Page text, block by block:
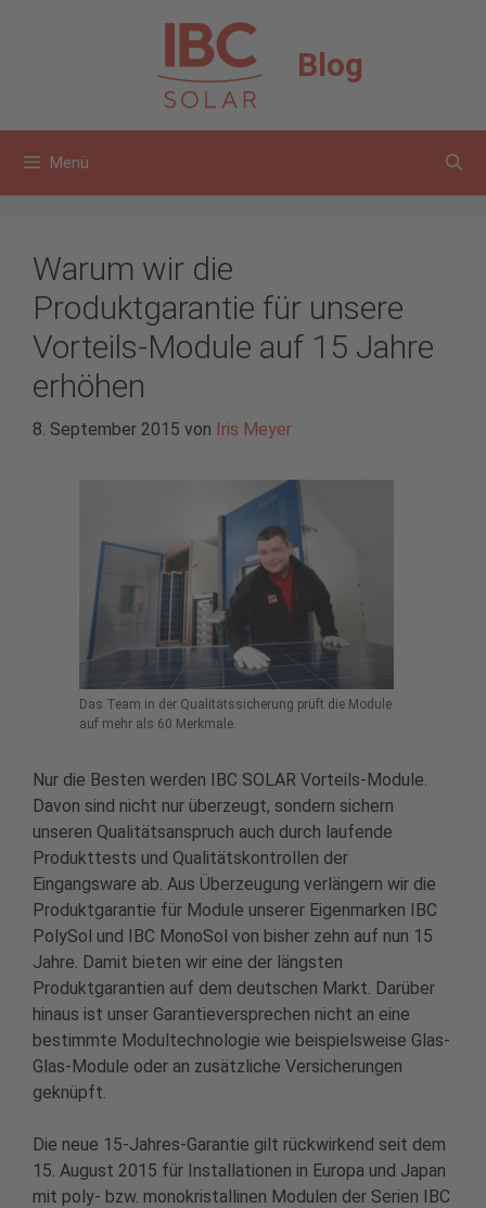
Blog
Menü
Warum wir die
Produktgarantie für unsere
Vorteils-Module auf 15 Jahre
erhöhen
8. September 2015 von Iris Meyer
Das Team in der Qualitätssicherung prüft die Module
auf mehr als 60 Merkmale.
Nur die Besten werden IBC SOLAR Vorteils-Module.
Davon sind nicht nur überzeugt, sondern sichern
unseren Qualitätsanspruch auch durch laufende
Produkttests und Qualitätskontrollen der
Eingangsware ab. Aus Überzeugung verlängern wir die
Produktgarantie für Module unserer Eigenmarken IBC
PolySol und IBC MonoSol von bisher zehn auf nun 15
Jahre. Damit bieten wir eine der längsten
Produktgarantien auf dem deutschen Markt. Darüber
hinaus ist unser Garantieversprechen nicht an eine
bestimmte Modultechnologie wie beispielsweise Glas-
Glas-Module oder an zusätzliche Versicherungen
geknüpft.
Die neue 15-Jahres-Garantie gilt rückwirkend seit dem
15. August 2015 für Installationen in Europa und Japan
mit poly- bzw. monokristallinen Modulen der Serien IBC